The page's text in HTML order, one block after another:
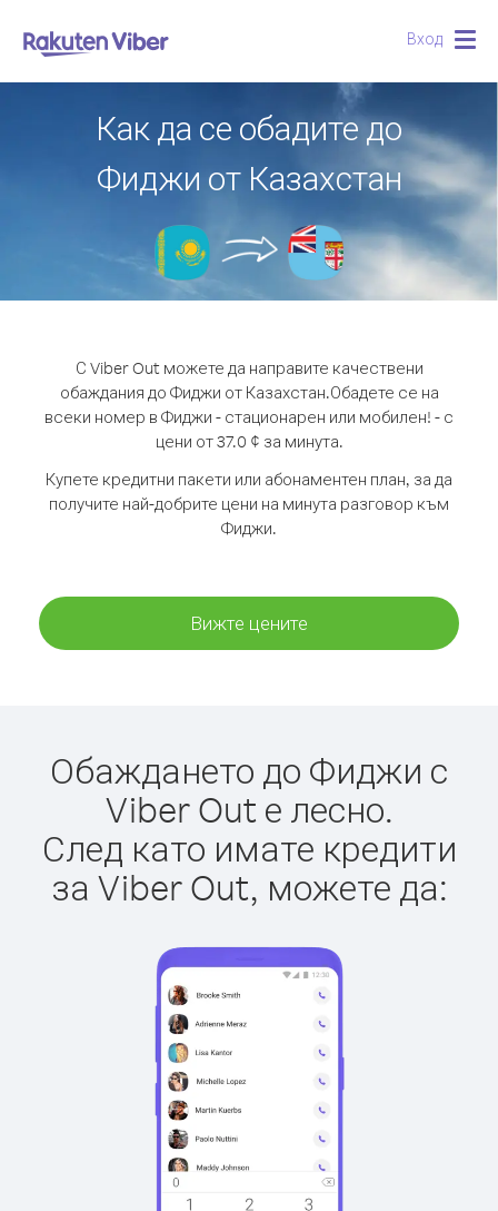
Вход
Как да се обадите до
Фиджи от Казахстан
С Viber Out можете да направите качествени
обаждания до Фиджи от Казахстан.Обадете се на
всеки номер в Фиджи - стационарен или мобилен! - с
цени от 37.0 ¢ за минута.
Купете кредитни пакети или абонаментен план, за да
получите най-добрите цени на минута разговор към
Фиджи.
Вижте цените
Обаждането до Фиджи с
Viber Out е лесно.
След като имате кредити
за Viber Out, можете да: